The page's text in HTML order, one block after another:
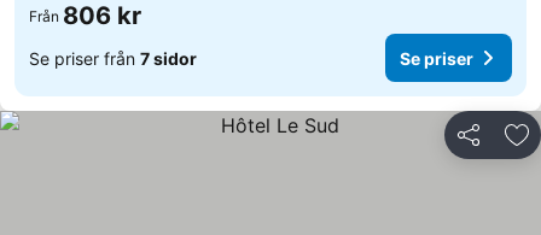
Från 806 kr
Se priser från 7 sidor Se priser
Dela